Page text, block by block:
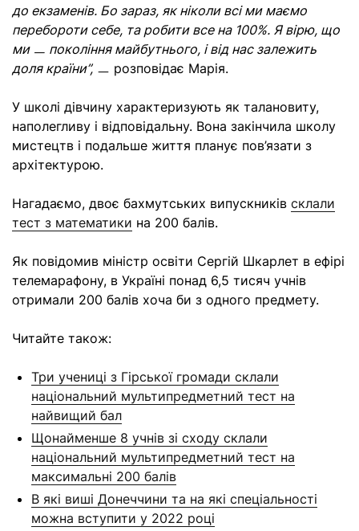
до екзаменів. Бо зараз, як ніколи всі ми маємо
перебороти себе, та робити все на 100%. Я вірю, що
ми ㅡ покоління майбутнього, і від нас залежить
доля країни”, ㅡ розповідає Марія.
У школі дівчину характеризують як талановиту,
наполегливу і відповідальну. Вона закінчила школу
мистецтв і подальше життя планує пов’язати з
архітектурою.
Нагадаємо, двоє бахмутських випускників склали
тест з математики на 200 балів.
Як повідомив міністр освіти Сергій Шкарлет в ефірі
телемарафону, в Україні понад 6,5 тисяч учнів
отримали 200 балів хоча би з одного предмету.
Читайте також:
Три учениці з Гірської громади склали
національний мультипредметний тест на
найвищий бал
Щонайменше 8 учнів зі сходу склали
національний мультипредметний тест на
максимальні 200 балів
В які виші Донеччини та на які спеціальності
можна вступити у 2022 році